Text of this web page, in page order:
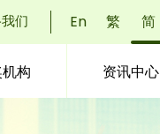
们 En 繁 简
构 资讯中心